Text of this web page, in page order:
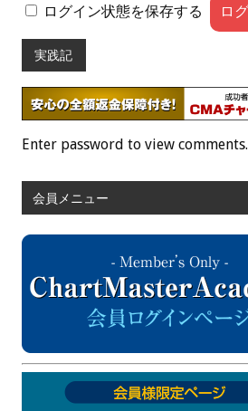
ログイン状態を保存する
実践記
Enter password to view comments.
会員メニュー